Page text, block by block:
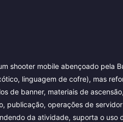
shooter mobile abençoado pela
linguagem de cofre), mas
de banner, materiais de
publicação, operações de
da atividade, suporta o